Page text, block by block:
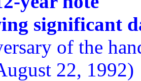
significant
of the
22, 1992)